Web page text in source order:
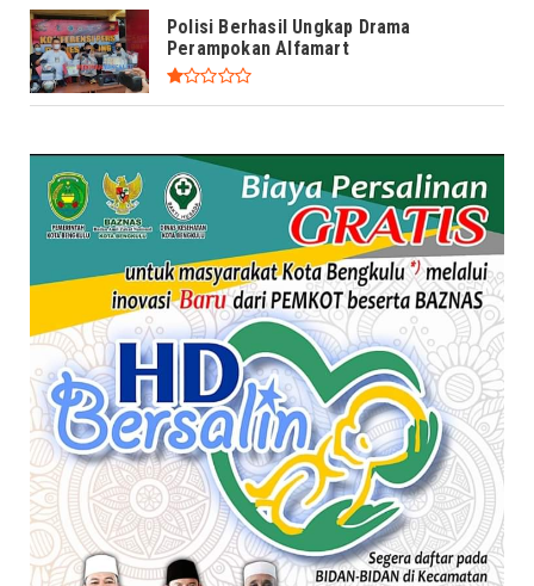
Polisi Berhasil Ungkap Drama
Perampokan Alfamart